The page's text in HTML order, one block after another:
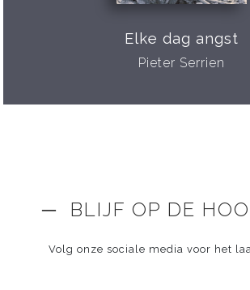
Elke dag angst
Pieter Serrien
─ BLIJF OP DE
Volg onze sociale media voor het